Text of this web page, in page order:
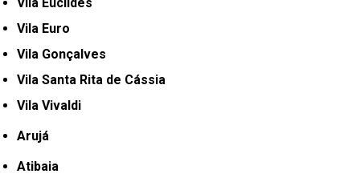
Vila Euro
Vila Gonçalves
Vila Santa Rita de Cássia
Vila Vivaldi
Arujá
Atibaia